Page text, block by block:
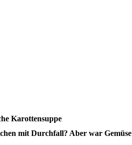
Karottensuppe
mit Durchfall? Aber war